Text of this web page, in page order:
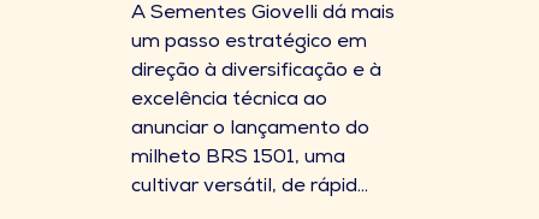
A Sementes Giovelli dá mais
um passo estratégico em
direção à diversificação e à
excelência técnica ao
anunciar o lançamento do
milheto BRS 1501, uma
cultivar versátil, de rápid...